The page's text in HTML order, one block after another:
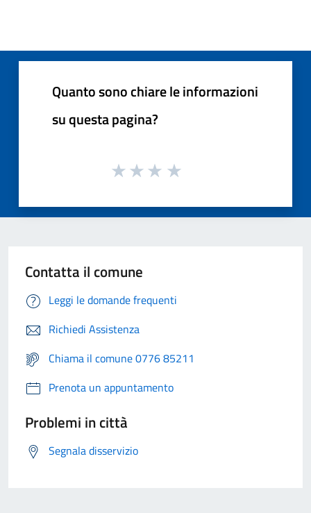
Quanto sono chiare le informazioni
su questa pagina?
Contatta il comune
Leggi le domande frequenti
Richiedi Assistenza
Chiama il comune 0776 85211
Prenota un appuntamento
Problemi in città
Segnala disservizio